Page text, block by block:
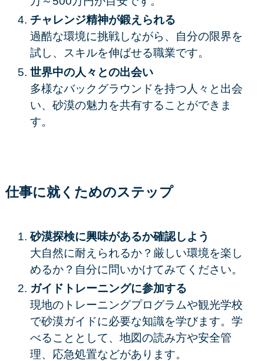
チャレンジ精神が鍛えられる
過酷な環境に挑戦しながら、自分の限界を
試し、スキルを伸ばせる職業です。
世界中の人々との出会い
多様なバックグラウンドを持つ人々と出会
い、砂漠の魅力を共有することができま
す。
仕事に就くためのステップ
砂漠探検に興味があるか確認しよう
大自然に耐えられるか？厳しい環境を楽し
めるか？自分に問いかけてみてください。
ガイドトレーニングに参加する
現地のトレーニングプログラムや観光学校
で砂漠ガイドに必要な知識を学びます。学
べることとして、地図の読み方や安全管
理、応急処置などがあります。